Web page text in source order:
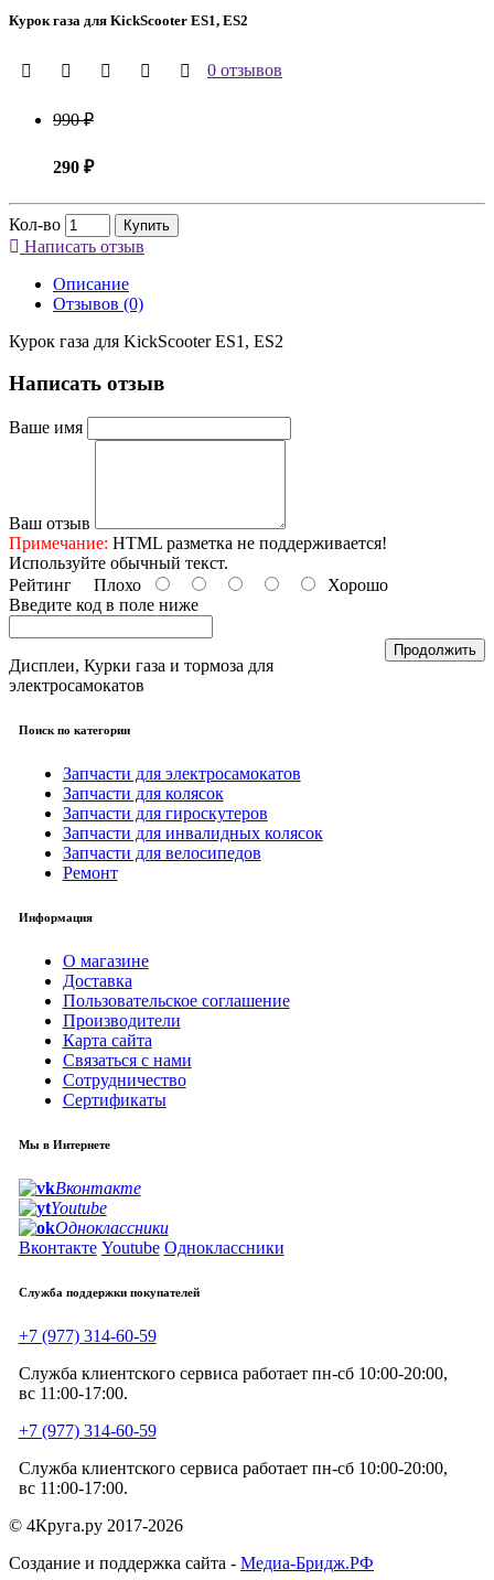
Курок газа для KickScooter ES1, ES2
0 отзывов
990 ₽
290 ₽
Кол-во Купить
Написать отзыв
Описание
Отзывов (0)
Курок газа для KickScooter ES1, ES2
Написать отзыв
Ваше имя
Ваш отзыв
Примечание: HTML разметка не поддерживается!
Используйте обычный текст.
Рейтинг Плохо
Хорошо
Введите код в поле ниже
Продолжить
Дисплеи, Курки газа и тормоза для
электросамокатов
Поиск по категории
Запчасти для электросамокатов
Запчасти для колясок
Запчасти для гироскутеров
Запчасти для инвалидных колясок
Запчасти для велосипедов
Ремонт
Информация
О магазине
Доставка
Пользовательское соглашение
Производители
Карта сайта
Связаться с нами
Сотрудничество
Сертификаты
Мы в Интернете
Вконтакте
Youtube
Одноклассники
Вконтакте Youtube Одноклассники
Служба поддержки покупателей
+7 (977) 314-60-59
Служба клиентского сервиса работает пн-сб 10:00-20:00,
вс 11:00-17:00.
+7 (977) 314-60-59
Служба клиентского сервиса работает пн-сб 10:00-20:00,
вс 11:00-17:00.
© 4Круга.ру 2017-2026
Создание и поддержка сайта - Медиа-Бридж.РФ